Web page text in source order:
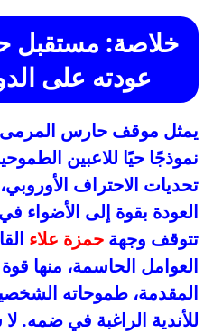
خلاصة: مستقبل
عودته على
يمثل موقف حارس
نموذجًا حيًا للاعبين
تحديات الاحتراف
العودة بقوة إلى الأضواء
تتوقف وجهة حمزة علاء
العوامل الحاسمة، منها
المقدمة، طموحاته
للأندية الراغبة في ضمه.